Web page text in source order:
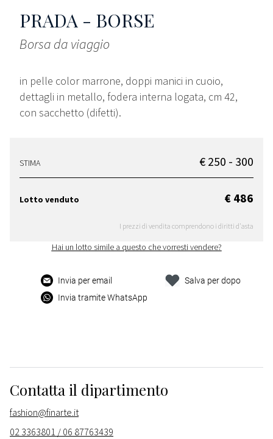
PRADA - BORSE
Borsa da viaggio
in pelle color marrone, doppi manici in cuoio,
dettagli in metallo, fodera interna logata, cm 42,
con sacchetto (difetti).
STIMA € 250 - 300
Lotto venduto € 486
I prezzi di vendita comprendono i diritti d'asta
Hai un lotto simile a questo che vorresti vendere?
Invia per email
Invia tramite WhatsApp
Salva per dopo
Contatta il dipartimento
fashion@finarte.it
02 3363801 / 06 87763439